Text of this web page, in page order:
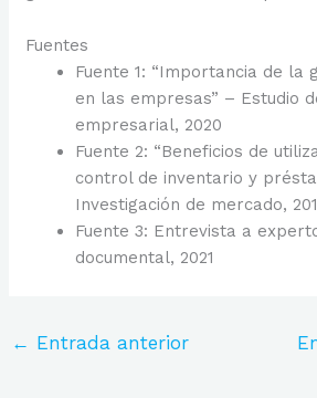
Fuentes
Fuente 1: “Importancia de la
en las empresas” – Estudio
empresarial, 2020
Fuente 2: “Beneficios de
control de inventario y
Investigación de mercado,
Fuente 3: Entrevista a
documental, 2021
← Entrada anterior